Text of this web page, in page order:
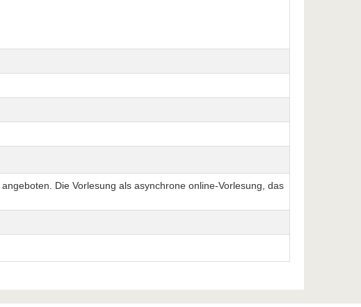
Die Vorlesung als asynchrone online-Vorlesung, das